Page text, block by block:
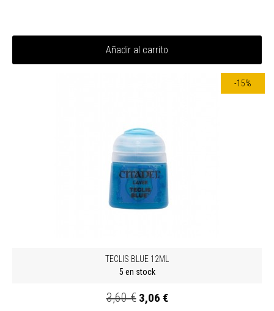
Añadir al carrito
-15%
TECLIS BLUE 12ML
5 en stock
3,60 € 3,06 €